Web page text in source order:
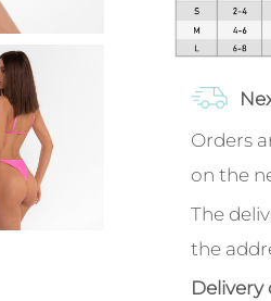
Orders
on the
The
the
Delivery